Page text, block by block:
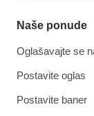
Naše ponude
Oglašavajte se
Postavite oglas
Postavite baner